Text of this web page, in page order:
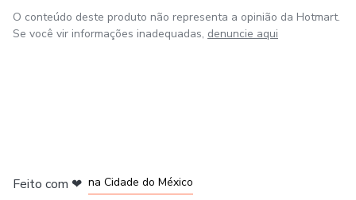
O conteúdo deste produto não representa a opinião da Hotmart.
Se você vir informações inadequadas, denuncie aqui
Feito com ❤ na Cidade do México